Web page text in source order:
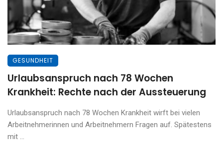
GESUNDHEIT
Urlaubsanspruch nach 78 Wochen
Krankheit: Rechte nach der Aussteuerung
Urlaubsanspruch nach 78 Wochen Krankheit wirft bei vielen
Arbeitnehmerinnen und Arbeitnehmern Fragen auf. Spätestens
mit ...